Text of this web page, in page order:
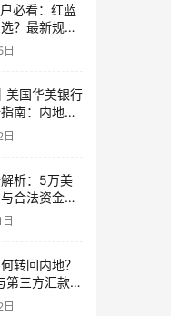
必看：红蓝
？最新规则
个避坑指南
美国华美银行
南：内地居
理美股与跨
析
析：5万美
合法资金出
转回内地？
第三方汇款全